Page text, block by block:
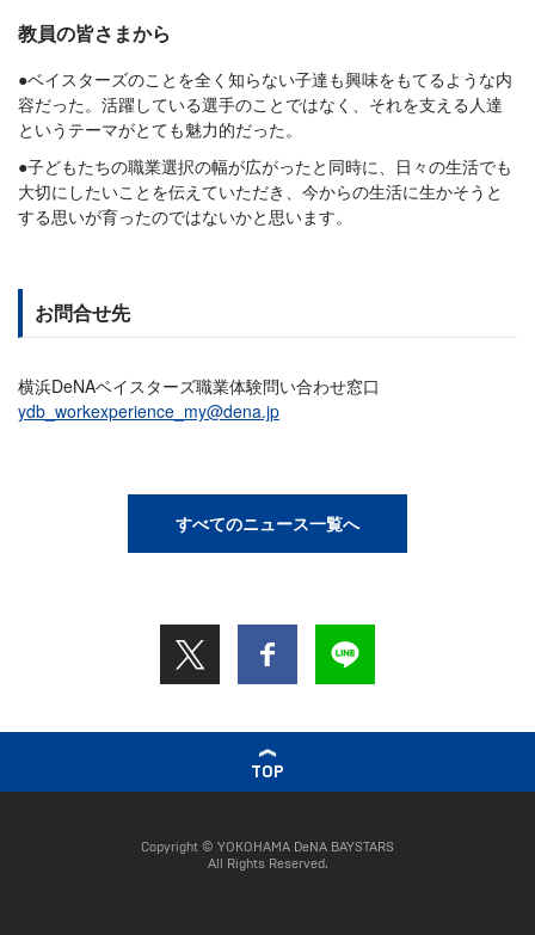
教員の皆さまから
●ベイスターズのことを全く知らない子達も興味をもてるような内
容だった。活躍している選手のことではなく、それを支える人達
というテーマがとても魅力的だった。
●子どもたちの職業選択の幅が広がったと同時に、日々の生活でも
大切にしたいことを伝えていただき、今からの生活に生かそうと
する思いが育ったのではないかと思います。
お問合せ先
横浜DeNAベイスターズ職業体験問い合わせ窓口
ydb_workexperience_my@dena.jp
すべてのニュース一覧へ
TOP
Copyright © YOKOHAMA DeNA BAYSTARS
All Rights Reserved.